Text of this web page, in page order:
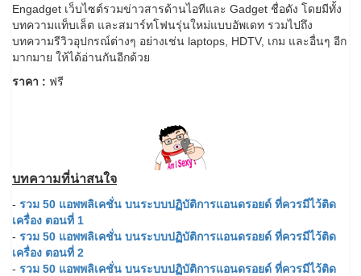
Engadget เว็บไซต์รวมข่าวสารด้านไอทีและ Gadget ชื่อดัง โดยมีทั้ง
บทความแท็บเล็ต และสมาร์ทโฟนรุ่นใหม่แบบอัพเดท รวมไปถึง
บทความรีวิวอุปกรณ์ต่างๆ อย่างเช่น laptops, HDTV, เกม และอื่นๆ อีก
มากมาย ให้ได้อ่านกันอีกด้วย
ราคา : ฟรี
บทความที่น่าสนใจ
- รวม 50 แอพพลิเคชั่น บนระบบปฏิบัติการแอนดรอยด์ ที่ควรมีไว้ติด
เครื่อง ตอนที่ 1
- รวม 50 แอพพลิเคชั่น บนระบบปฏิบัติการแอนดรอยด์ ที่ควรมีไว้ติด
เครื่อง ตอนที่ 2
- รวม 50 แอพพลิเคชั่น บนระบบปฏิบัติการแอนดรอยด์ ที่ควรมีไว้ติด